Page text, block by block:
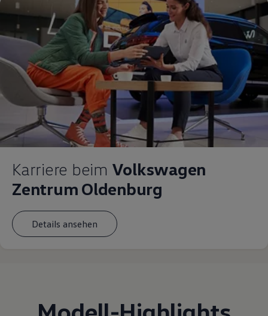
Karriere beim Volkswagen
Zentrum Oldenburg
Details ansehen